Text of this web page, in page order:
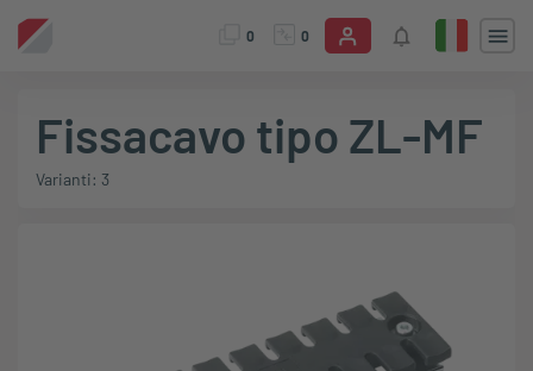
0 0
Fissacavo tipo ZL-MF
Varianti: 3